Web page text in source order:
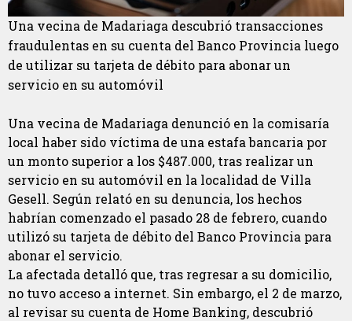
Una vecina de Madariaga descubrió transacciones
fraudulentas en su cuenta del Banco Provincia luego
de utilizar su tarjeta de débito para abonar un
servicio en su automóvil
Una vecina de Madariaga denunció en la comisaría
local haber sido víctima de una estafa bancaria por
un monto superior a los $487.000, tras realizar un
servicio en su automóvil en la localidad de Villa
Gesell. Según relató en su denuncia, los hechos
habrían comenzado el pasado 28 de febrero, cuando
utilizó su tarjeta de débito del Banco Provincia para
abonar el servicio.
La afectada detalló que, tras regresar a su domicilio,
no tuvo acceso a internet. Sin embargo, el 2 de marzo,
al revisar su cuenta de Home Banking, descubrió